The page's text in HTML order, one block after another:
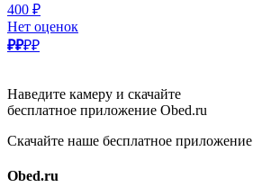
400 ₽
Нет оценок
₽₽₽₽
Наведите камеру и скачайте
бесплатное приложение Obed.ru
Скачайте наше бесплатное приложение
Obed.ru